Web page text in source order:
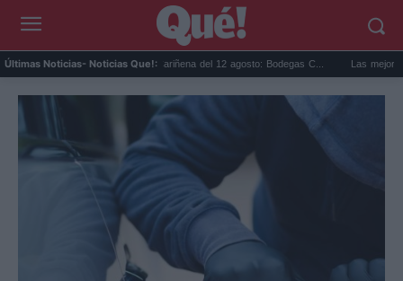
Últimas Noticias- Noticias Que!:
Eclipse solar en Cariñena del 12 agosto: Bodegas C... Las mejores